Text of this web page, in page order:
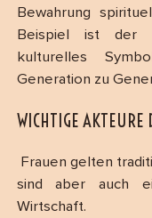
Bewahrung
Beispiel ist der
kulturelles
Generation zu
WICHTIGE AKTEURE
Frauen gelten
sind aber auch
Wirtschaft.